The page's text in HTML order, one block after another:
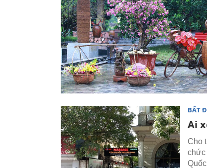
BẤT
Ai
Cho
chức